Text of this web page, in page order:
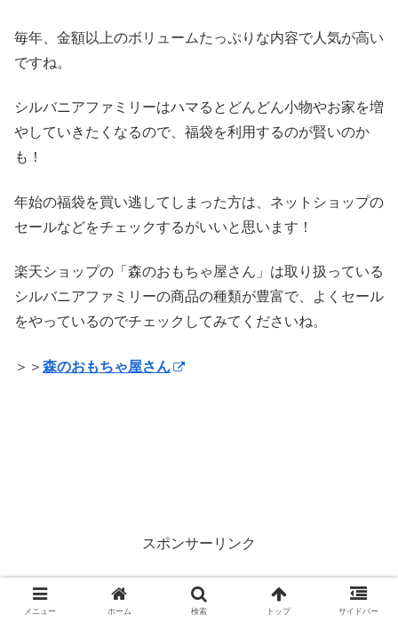
毎年、金額以上のボリュームたっぷりな内容で人気が高い
ですね。
シルバニアファミリーはハマるとどんどん小物やお家を増
やしていきたくなるので、福袋を利用するのが賢いのか
も！
年始の福袋を買い逃してしまった方は、ネットショップの
セールなどをチェックするがいいと思います！
楽天ショップの「森のおもちゃ屋さん」は取り扱っている
シルバニアファミリーの商品の種類が豊富で、よくセール
をやっているのでチェックしてみてくださいね。
＞＞ 森のおもちゃ屋さん
スポンサーリンク
メニュー ホーム 検索 トップ サイドバー